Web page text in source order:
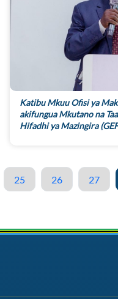
Katibu Mkuu Ofisi ya
akifungua Mkutano na
Hifadhi ya Mazingira
25 26 27